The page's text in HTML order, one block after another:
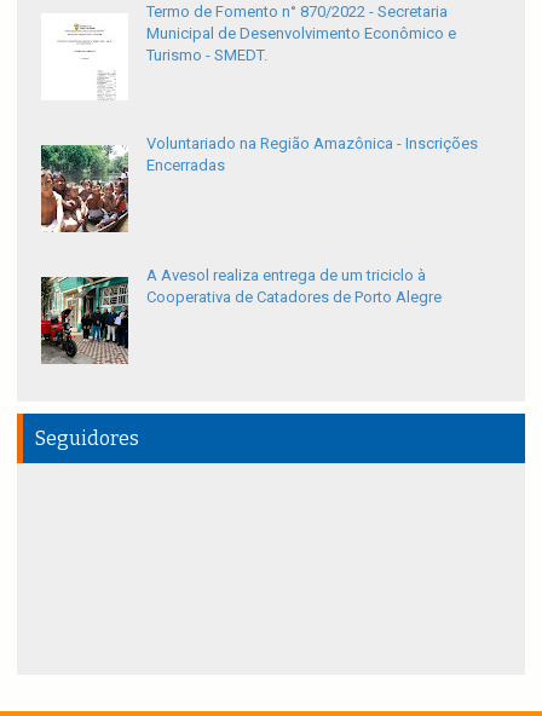
Termo de Fomento n° 870/2022 - Secretaria
Municipal de Desenvolvimento Econômico e
Turismo - SMEDT.
Voluntariado na Região Amazônica - Inscrições
Encerradas
A Avesol realiza entrega de um triciclo à
Cooperativa de Catadores de Porto Alegre
Seguidores